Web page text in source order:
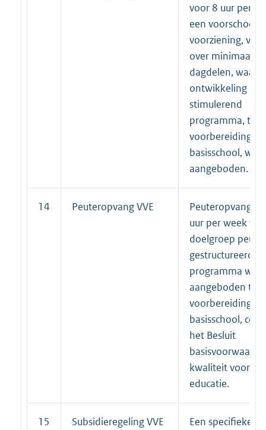
voor 8 uur per
een voorschoolse
voorziening,
over minimaal 2
dagdelen,
ontwikkeling
stimulerend
programma, ter
voorbereiding
basisschool,
aangeboden.
14 Peuteropvang VVE
Peuteropvang
uur per week
doelgroep
gestructureerd
programma
aangeboden ter
voorbereiding
basisschool,
het Besluit
kwaliteit
educatie.
15 Subsidieregeling VVE
Een specifieke